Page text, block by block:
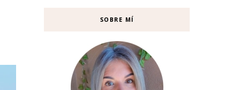
SOBRE MÍ